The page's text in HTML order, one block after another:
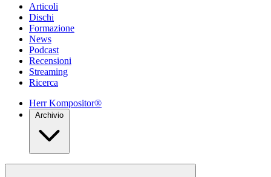
Articoli
Dischi
Formazione
News
Podcast
Recensioni
Streaming
Ricerca
Herr Kompositor®
Archivio